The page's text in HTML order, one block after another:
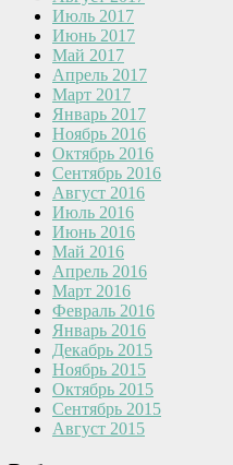
Июль 2017
Июнь 2017
Май 2017
Апрель 2017
Март 2017
Январь 2017
Ноябрь 2016
Октябрь 2016
Сентябрь 2016
Август 2016
Июль 2016
Июнь 2016
Май 2016
Апрель 2016
Март 2016
Февраль 2016
Январь 2016
Декабрь 2015
Ноябрь 2015
Октябрь 2015
Сентябрь 2015
Август 2015